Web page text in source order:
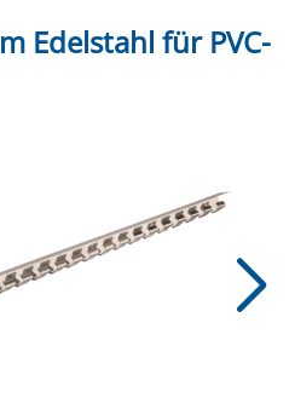
Edelstahl für PVC-